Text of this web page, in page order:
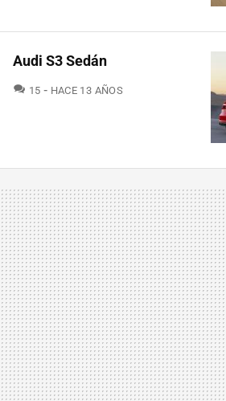
Audi S3 Sedán
15 COMENTARIOS
HACE 13 AÑOS